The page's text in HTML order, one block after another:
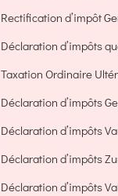
Rectification d’impôt
Déclaration d’impôts
Taxation Ordinaire
Déclaration d’impôts
Déclaration d’impôts
Déclaration d’impôts
Déclaration d’impôts